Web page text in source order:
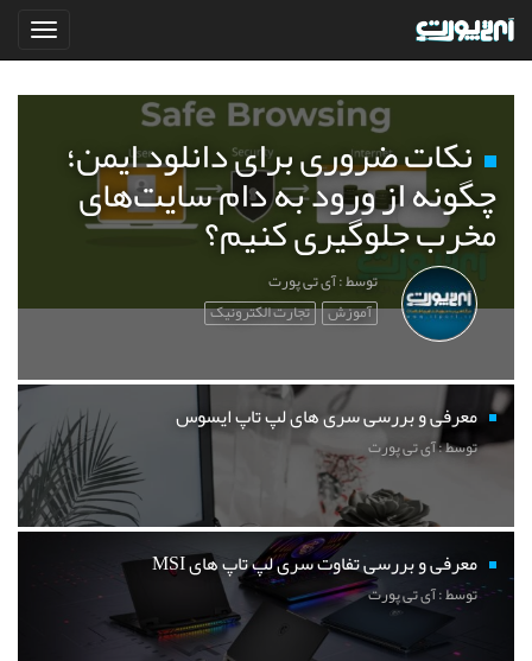
نکات ضروری برای دانلود ایمن؛
چگونه از ورود به دام سایت‌های
مخرب جلوگیری کنیم؟
توسط : آی تی پورت
آموزش تجارت الکترونیک
معرفی و بررسی سری های لپ تاپ ایسوس
توسط : آی تی پورت
معرفی و بررسی تفاوت سری لپ تاپ های MSI
توسط : آی تی پورت